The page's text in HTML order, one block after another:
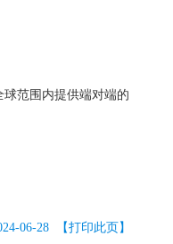
球范围内提供端对端的
06-28 【打印此页】